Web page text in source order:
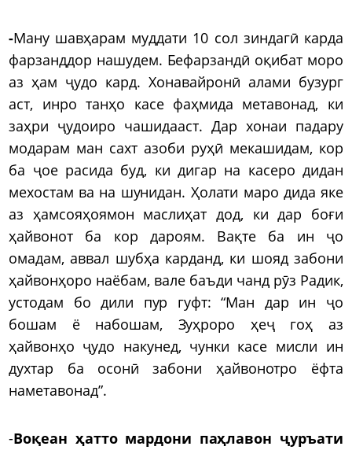
-Ману шавҳарам муддати 10 сол зиндагӣ карда
фарзанддор нашудем. Бефарзандӣ оқибат моро
аз ҳам ҷудо кард. Хонавайронӣ алами бузург
аст, инро танҳо касе фаҳмида метавонад, ки
заҳри ҷудоиро чашидааст. Дар хонаи падару
модарам ман сахт азоби руҳӣ мекашидам, кор
ба ҷое расида буд, ки дигар на касеро дидан
мехостам ва на шунидан. Ҳолати маро дида яке
аз ҳамсояҳоямон маслиҳат дод, ки дар боғи
ҳайвонот ба кор дароям. Вақте ба ин ҷо
омадам, аввал шубҳа карданд, ки шояд забони
ҳайвонҳоро наёбам, вале баъди чанд рӯз Радик,
устодам бо дили пур гуфт: “Ман дар ин ҷо
бошам ё набошам, Зуҳроро ҳеҷ гоҳ аз
ҳайвонҳо ҷудо накунед, чунки касе мисли ин
духтар ба осонӣ забони ҳайвонотро ёфта
наметавонад”.
-Воқеан ҳатто мардони паҳлавон ҷуръати